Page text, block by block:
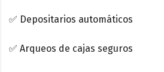
✅ Depositarios automáticos
✅ Arqueos de cajas seguros